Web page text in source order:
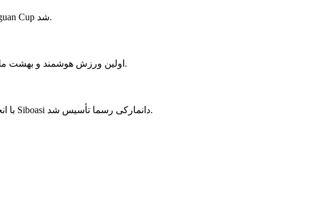
سیستم ورزشی هوشمند Football 4.0 برنده مدال طلا در گروه محصولات مسابقات بین المللی طراحی صنعتی Dongguan Cup شد.
امضای انجمن بدمینتون چین و برند معروف ورزشی ژاپنی Mizuno.Duoha Paradise، اولین ورزش هوشمند و بهشت ​​ملی تناسب اندام را راه اندازی کرد.
با انجمن خالص چین و انجمن بسکتبال گوانگدونگ امضا شد.با کمپ یی جیانلیان یی شریک استراتژیک شوید.مرکز بازاریابی Siboasi دانمارکی رسما تأسیس شد.